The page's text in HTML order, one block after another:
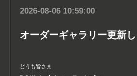
2026-08-06 10:59:00
オーダーギャラリー更新
どうも皆さま